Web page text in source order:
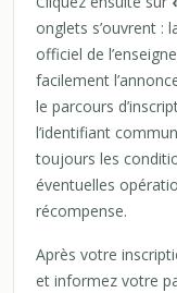
onglets s’ouvrent :
officiel de
facilement
le parcours
l’identifiant
toujours les
éventuelles
récompense.
Après votre
et informez votre